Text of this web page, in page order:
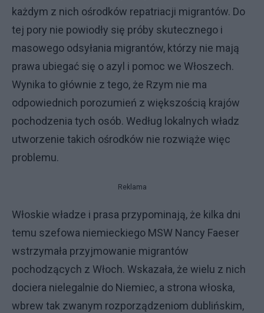
każdym z nich ośrodków repatriacji migrantów. Do
tej pory nie powiodły się próby skutecznego i
masowego odsyłania migrantów, którzy nie mają
prawa ubiegać się o azyl i pomoc we Włoszech.
Wynika to głównie z tego, że Rzym nie ma
odpowiednich porozumień z większością krajów
pochodzenia tych osób. Według lokalnych władz
utworzenie takich ośrodków nie rozwiąże więc
problemu.
Reklama
Włoskie władze i prasa przypominają, że kilka dni
temu szefowa niemieckiego MSW Nancy Faeser
wstrzymała przyjmowanie migrantów
pochodzących z Włoch. Wskazała, że wielu z nich
dociera nielegalnie do Niemiec, a strona włoska,
wbrew tak zwanym rozporządzeniom dublińskim,